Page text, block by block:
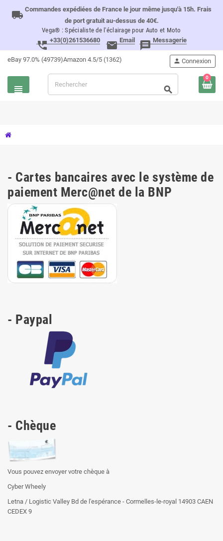
local_shipping Commandes expédiées de France le jour même jusqu'à 15h. Frais
de port gratuit au-dessus de 40€.
Vega® : Spécialiste de l'éclairage pour Auto et Moto
perm_phone_msg +33(0)261536680 email Email message Messagerie
eBay 97.0% (49739)Amazon 4.5/5 (1362)
view_headline
person Connexion
search
0
- Cartes bancaires avec le système de
paiement Merc@net de la BNP
- Paypal
- Chèque
Vous pouvez envoyer votre chèque à
Cyber Wheely
Letna / Logistic Valley Bd de l'espérance - Cormelles-le-royal 14903 CAEN
CEDEX 9